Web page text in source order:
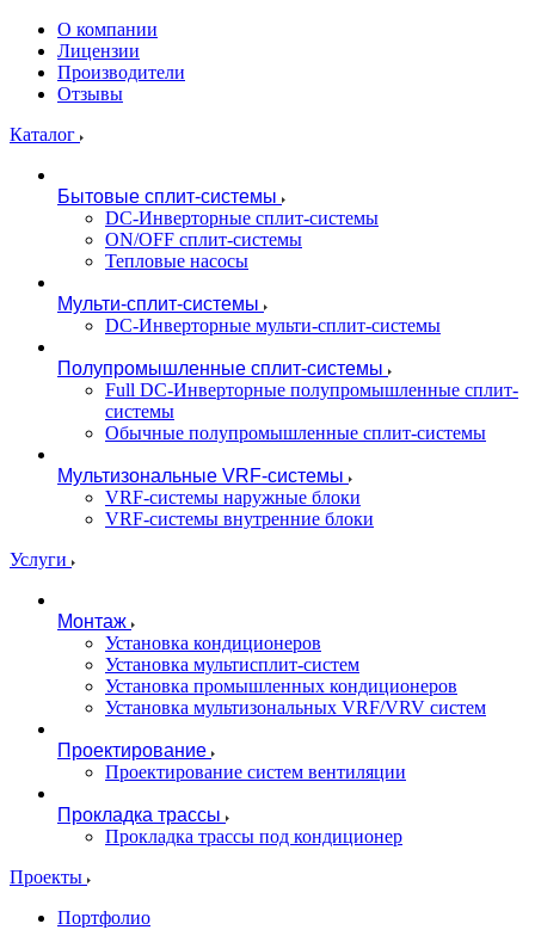
О компании
Лицензии
Производители
Отзывы
Каталог
Бытовые сплит-системы
DC-Инверторные сплит-системы
ON/OFF сплит-системы
Тепловые насосы
Мульти-сплит-системы
DC-Инверторные мульти-сплит-системы
Полупромышленные сплит-системы
Full DC-Инверторные полупромышленные сплит-
системы
Обычные полупромышленные сплит-системы
Мультизональные VRF-системы
VRF-системы наружные блоки
VRF-системы внутренние блоки
Услуги
Монтаж
Установка кондиционеров
Установка мультисплит-систем
Установка промышленных кондиционеров
Установка мультизональных VRF/VRV систем
Проектирование
Проектирование систем вентиляции
Прокладка трассы
Прокладка трассы под кондиционер
Проекты
Портфолио